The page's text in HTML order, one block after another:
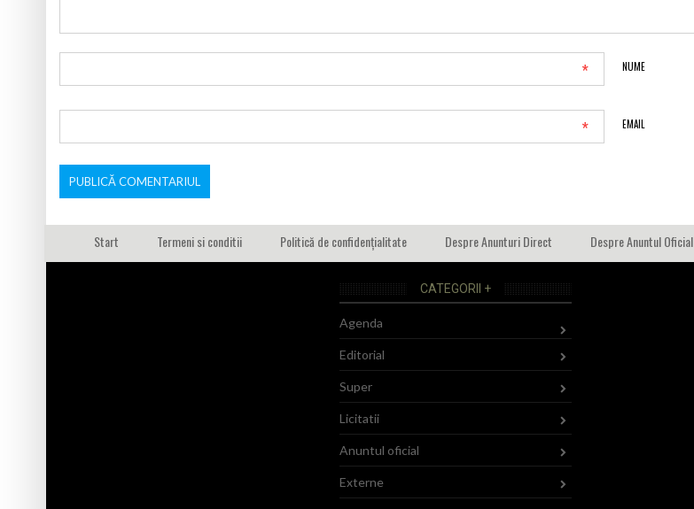
NUME
*
EMAIL
*
Start Termeni si conditii Politică de confidențialitate Despre Anunturi Direct Despre Anuntul Oficial
CATEGORII +
Agenda
Editorial
Super
Licitatii
Anuntul oficial
Externe